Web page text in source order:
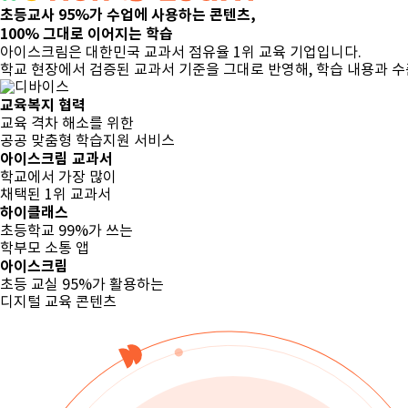
초등교사 95%가 수업에 사용하는 콘텐츠,
100% 그대로 이어지는 학습
아이스크림은 대한민국 교과서 점유율 1위 교육 기업입니다.
학교 현장에서 검증된 교과서 기준을 그대로 반영해, 학습 내용과
교육복지 협력
교육 격차 해소를 위한
공공 맞춤형 학습지원 서비스
아이스크림 교과서
학교에서 가장 많이
채택된 1위 교과서
하이클래스
초등학교 99%가 쓰는
학부모 소통 앱
아이스크림
초등 교실 95%가 활용하는
디지털 교육 콘텐츠